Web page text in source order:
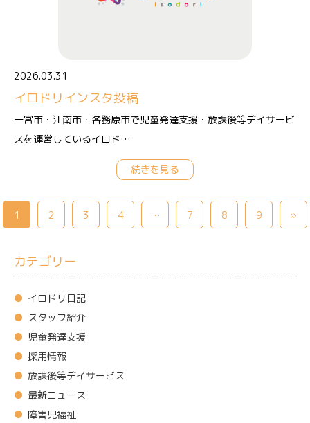
2026.03.31
イロドリインスタ投稿
一宮市・江南市・各務原市で児童発達支援・放課後等デイサービ
スを運営しているイロド…
続きを見る
1 2 3 4 … 7 8 9 »
カテゴリー
イロドリ日記
スタッフ紹介
児童発達支援
採用情報
放課後等デイサービス
最新ニュース
障害児福祉